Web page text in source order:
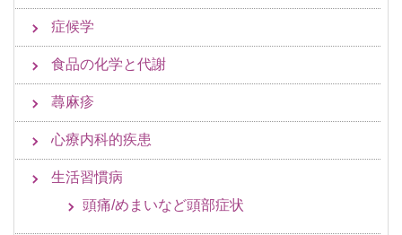
症候学
食品の化学と代謝
蕁麻疹
心療内科的疾患
生活習慣病
頭痛/めまいなど頭部症状